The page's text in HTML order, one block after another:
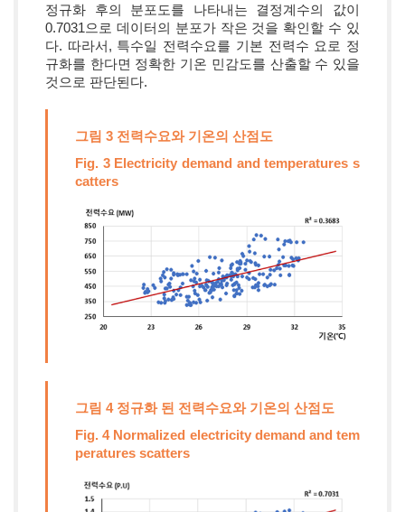
정규화 후의 분포도를 나타내는 결정계수의 값이
0.7031으로 데이터의 분포가 작은 것을 확인할 수 있
다. 따라서, 특수일 전력수요를 기본 전력수 요로 정
규화를 한다면 정확한 기온 민감도를 산출할 수 있을
것으로 판단된다.
그림 3 전력수요와 기온의 산점도
Fig. 3 Electricity demand and temperatures s
catters
그림 4 정규화 된 전력수요와 기온의 산점도
Fig. 4 Normalized electricity demand and tem
peratures scatters